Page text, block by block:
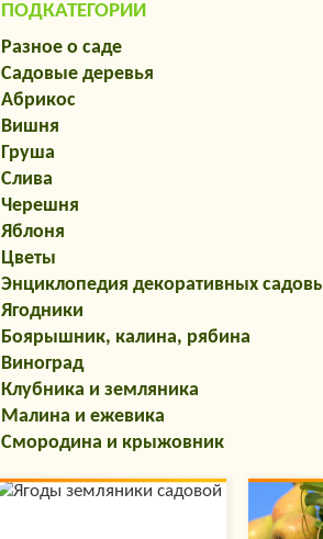
ПОДКАТЕГОРИИ
Разное о саде
Садовые деревья
Абрикос
Вишня
Груша
Слива
Черешня
Яблоня
Цветы
Энциклопедия декоративных
Ягодники
Боярышник, калина, рябина
Виноград
Клубника и земляника
Малина и ежевика
Смородина и крыжовник